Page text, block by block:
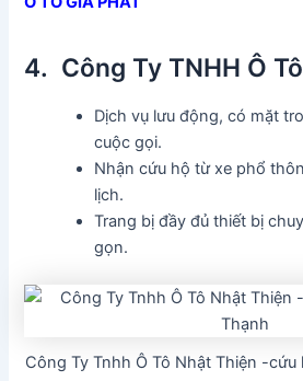
4. Công Ty TNHH Ô
Dịch vụ lưu động, có mặt
cuộc gọi.
Nhận cứu hộ từ xe phổ
lịch.
Trang bị đầy đủ thiết bị
gọn.
Công Ty Tnhh Ô Tô Nhật Thiện -